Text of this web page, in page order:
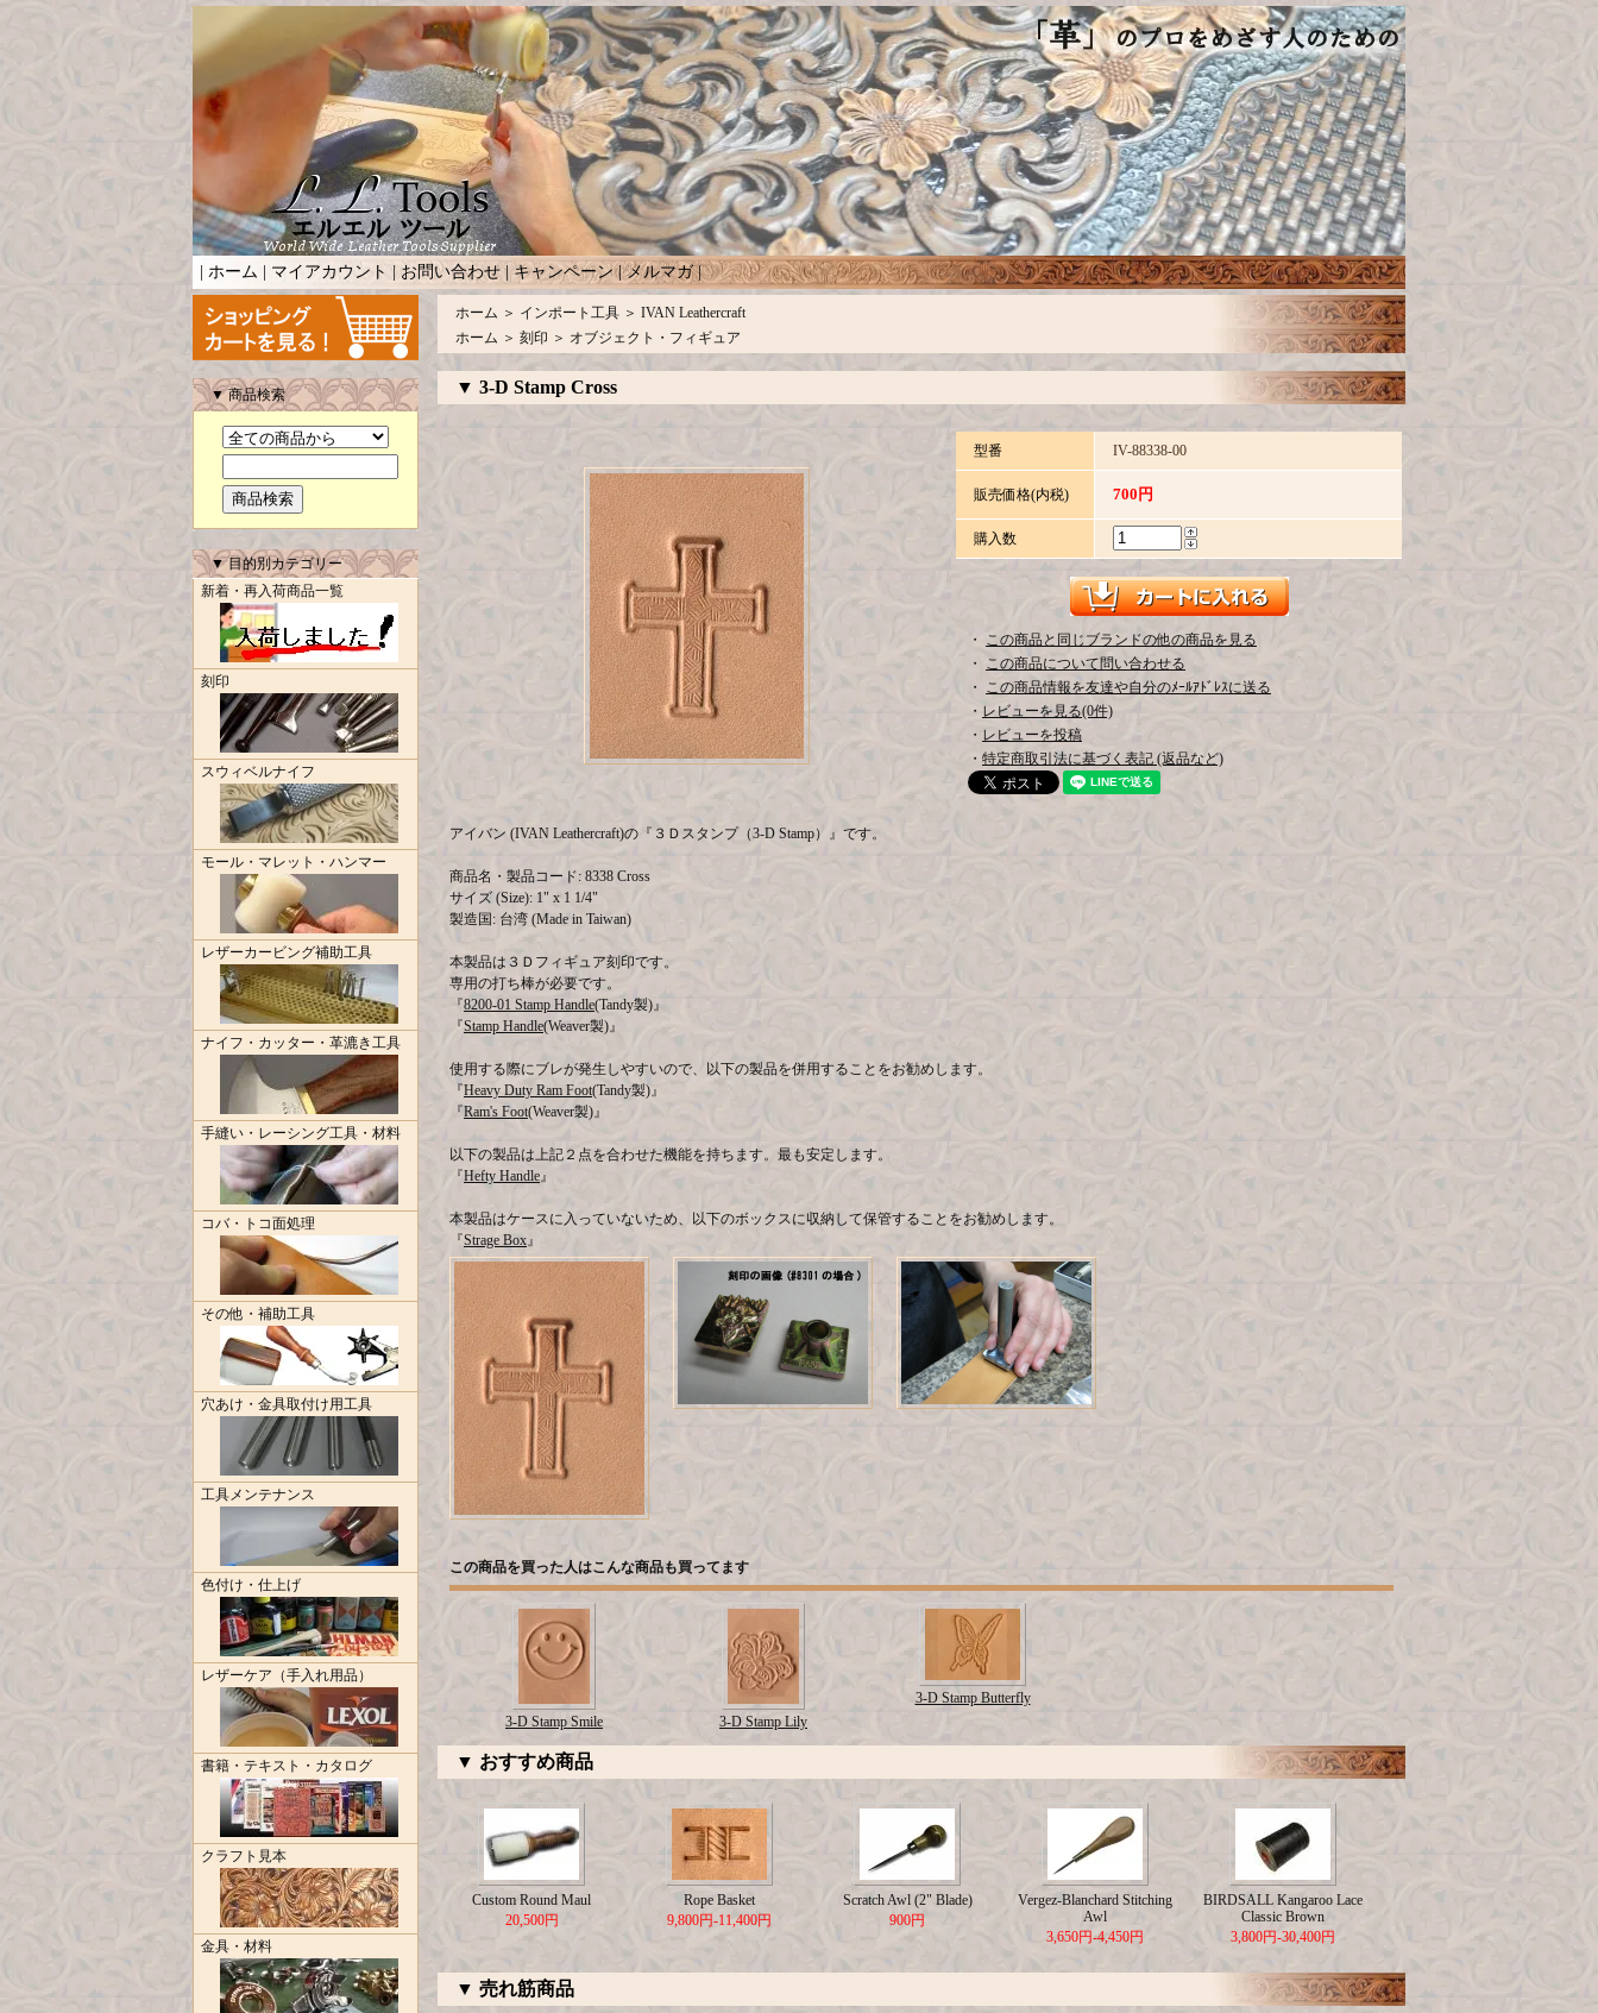
ホーム マイアカウント | お問い合わせ | キャンペーン|メルマガ|
▼ 商品検索
▼ 目的別カテゴリー
新着・再入荷商品一覧
刻印
スウィベルナイフ
モール・マレット・ハンマー
レザーカービング補助工具
ナイフ・カッター・革漉き工具
手縫い・レーシング工具・材料
コバ・トコ面処理
その他・補助工具
穴あけ・金具取付け用工具
工具メンテナンス
色付け・仕上げ
レザーケア（手入れ用品）
書籍・テキスト・カタログ
クラフト見本
金具・材料
ホーム ＞ インポート工具 ＞ IVAN Leathercraft
ホーム ＞ 刻印 ＞ オブジェクト・フィギュア
▼ 3-D Stamp Cross
型番 IV-88338-00
販売価格(内税) 700円
購入数
・ この商品と同じブランドの他の商品を見る
・ この商品について問い合わせる
・ この商品情報を友達や自分のﾒｰﾙｱﾄﾞﾚｽに送る
・ レビューを見る(0件)
・ レビューを投稿
・ 特定商取引法に基づく表記 (返品など)
アイバン (IVAN Leathercraft)の『３Ｄスタンプ（3-D Stamp）』です。
商品名・製品コード: 8338 Cross
サイズ (Size): 1" x 1 1/4"
製造国: 台湾 (Made in Taiwan)
本製品は３Ｄフィギュア刻印です。
専用の打ち棒が必要です。
『8200-01 Stamp Handle(Tandy製)』
『Stamp Handle(Weaver製)』
使用する際にブレが発生しやすいので、以下の製品を併用することをお勧めします。
『Heavy Duty Ram Foot(Tandy製)』
『Ram's Foot(Weaver製)』
以下の製品は上記２点を合わせた機能を持ちます。最も安定します。
『Hefty Handle』
本製品はケースに入っていないため、以下のボックスに収納して保管することをお勧めします。
『Strage Box』
この商品を買った人はこんな商品も買ってます
3-D Stamp Smile 3-D Stamp Lily
3-D Stamp Butterfly
▼ おすすめ商品
Custom Round Maul
20,500円
Rope Basket
9,800円-11,400円
Scratch Awl (2" Blade)
900円
Vergez-Blanchard Stitching
Awl
3,650円-4,450円
BIRDSALL Kangaroo Lace
Classic Brown
3,800円-30,400円
▼ 売れ筋商品